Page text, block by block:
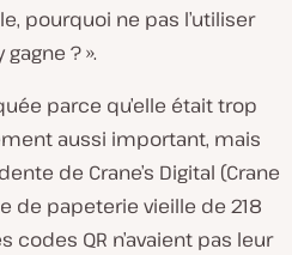
pourquoi ne pas l’utiliser
? ».
parce qu’elle était trop
aussi important, mais
de Crane’s Digital (Crane
de papeterie vieille de 218
codes QR n’avaient pas leur